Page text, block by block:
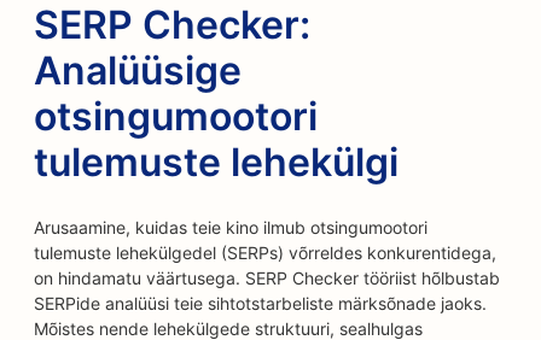
SERP Checker:
Analüüsige
otsingumootori
tulemuste lehekülgi
Arusaamine, kuidas teie kino ilmub otsingumootori
tulemuste lehekülgedel (SERPs) võrreldes konkurentidega,
on hindamatu väärtusega. SERP Checker tööriist hõlbustab
SERPide analüüsi teie sihtotstarbeliste märksõnade jaoks.
Mõistes nende lehekülgede struktuuri, sealhulgas